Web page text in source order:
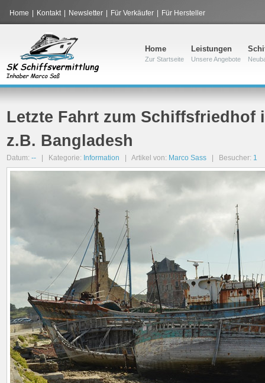
Home Kontakt Newsletter Für Verkäufer Für Hersteller
Home
Zur Startseite
Leistungen
Unsere Angebote
Letzte Fahrt zum Schiffsfriedhof
z.B. Bangladesh
Datum: -- | Kategorie: Information | Artikel von: Marco Sass | Besucher: 1